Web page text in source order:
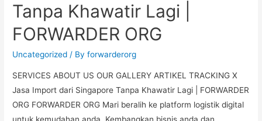
Tanpa Khawatir Lagi |
FORWARDER ORG
Uncategorized / Byforwarderorg
SERVICES ABOUT US OUR GALLERY ARTIKEL TRACKING X
Jasa Import dari Singapore Tanpa Khawatir Lagi | FORWARDER
ORG FORWARDER ORG Mari beralih ke platform logistik digital
untuk kemudahan anda. Kembangkan bisnis anda dan